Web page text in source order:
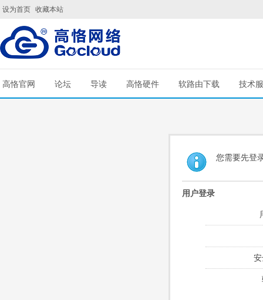
设为首页 收藏本站
高恪官网 论坛 导读 高恪硬件 软路由下载 技术
您需要先登
用户登录